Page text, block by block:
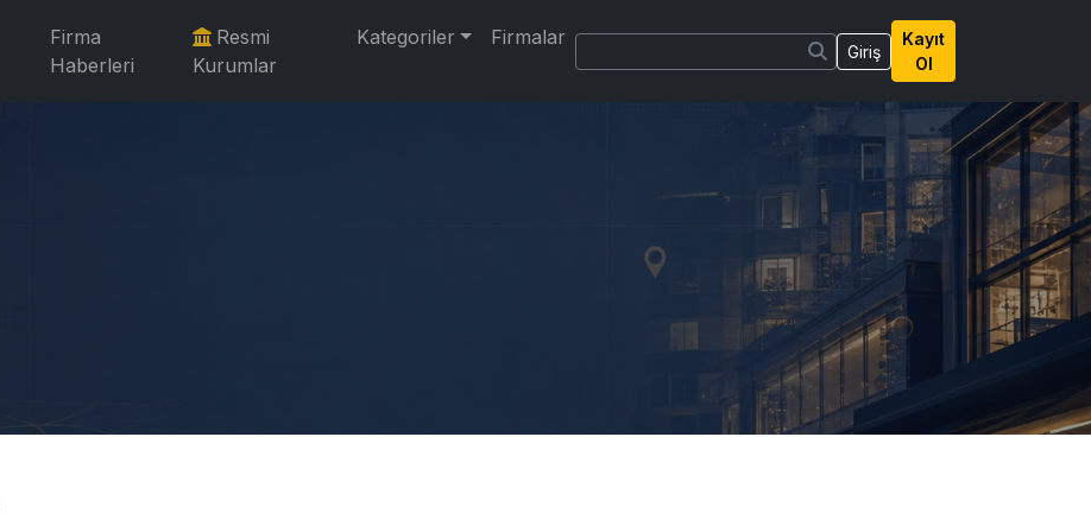
Firma
Haberleri
Resmi
Kurumlar
Kategoriler Firmalar
Giriş
Kayıt
Ol